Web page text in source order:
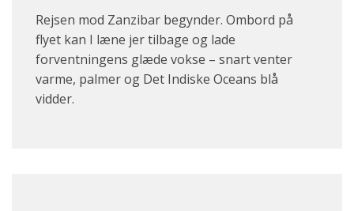
Rejsen mod Zanzibar begynder. Ombord på
flyet kan I læne jer tilbage og lade
forventningens glæde vokse – snart venter
varme, palmer og Det Indiske Oceans blå
vidder.